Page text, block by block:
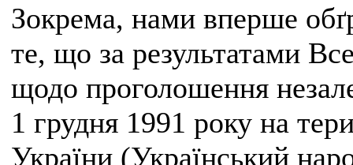
Зокрема, нами вперше
те, що за результатами
щодо проголошення
1 грудня 1991 року на
України (Український